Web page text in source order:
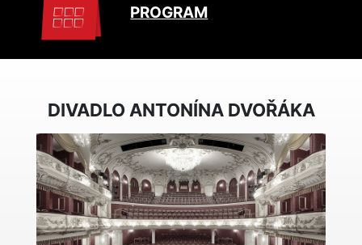
PROGRAM
DIVADLO ANTONÍNA DVOŘÁKA